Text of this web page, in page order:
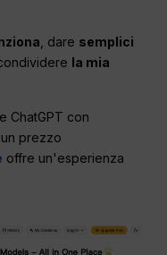
, dare semplici
la mia
ChatGPT con
prezzo
offre un'esperienza